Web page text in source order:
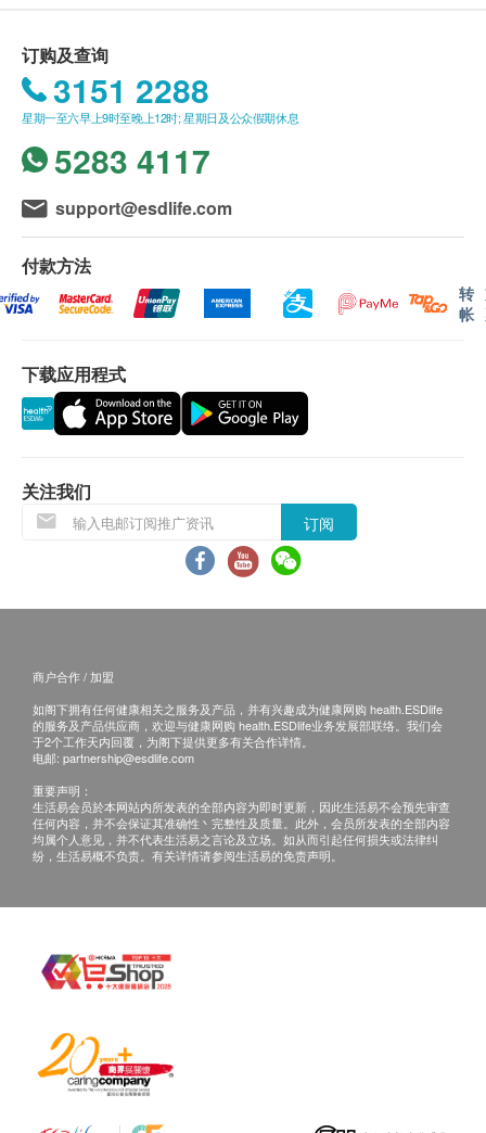
来以取下机器。
报告领取：完成检查后，医护人员会与病人预约医生
讲解报告
有效期
本身体检查计划有效期为6个月，客户必须于6个月内
(由确认付款日期起计)接受有关检查，客户需提前一
星期预约相关检查，逾期作废。
报告
进行健康检查后，一般情况下，约5个小时后可取检
查报告(只适用于星期一至五)。 轮侯报告讲解时间会
因应不同情况而有所延长。
亲身领取
电话讲解报告(邮寄报告)
邮寄报告
国内或澳门收取$150邮费;
海外收取$300邮费
作销毁处理及不会存底，客户如需额外索取报告复
印本
(体检后叁个月内)，将收取$150行政费。 注意：复
印本报告未必完整。
客人需自行承担邮寄报告之风险。
所有身体检查并非作为医务诊断或治疗用途,如需
撰写医生转介信,将作额外收费$230。
免责声明：
途。当阁下身体健康出现任何疾病征兆时，应立即
咨询有认可资格的医生，作出诊断及治疗。
health.ESDlife】并没有经营或提供本服务/产品。
有关此服务/产品的错漏或延误，或因使用此服务/
星期日及公众假期︰休息
订购及查询
3151 2288
星期一至六早上9时至晚上12时; 星期日及公众假期休息
5283 4117
support@esdlife.com
付款方法
转
帐
下载应用程式
关注我们
订阅
商户合作 / 加盟
如阁下拥有任何健康相关之服务及产品，并有兴趣成为健康网购 health.ESDlife
的服务及产品供应商，欢迎与健康网购 health.ESDlife业务发展部联络。我们会
于2个工作天内回覆，为阁下提供更多有关合作详情。
电邮: partnership@esdlife.com
重要声明：
生活易会员於本网站内所发表的全部内容为即时更新，因此生活易不会预先审查
任何内容，并不会保证其准确性丶完整性及质量。此外，会员所发表的全部内容
均属个人意见，并不代表生活易之言论及立场。如从而引起任何损失或法律纠
纷，生活易概不负责。有关详情请参阅生活易的免责声明。